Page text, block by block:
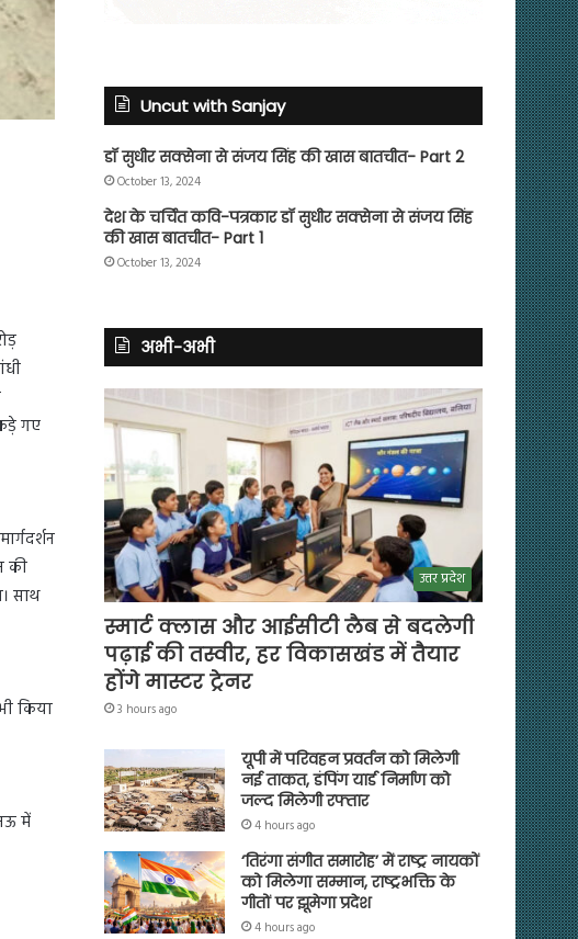
गए
की
साथ
किया
में
Uncut with Sanjay
डॉ सुधीर सक्सेना से संजय सिंह की खास बातचीत- Part 2
October 13, 2024
देश के चर्चित कवि-पत्रकार डॉ सुधीर सक्सेना से संजय सिंह
की खास बातचीत- Part 1
October 13, 2024
अभी-अभी
उत्तर प्रदेश
स्मार्ट क्लास और आईसीटी लैब से बदलेगी
पढ़ाई की तस्वीर, हर विकासखंड में तैयार
होंगे मास्टर ट्रेनर
3 hours ago
यूपी में परिवहन प्रवर्तन को मिलेगी
नई ताकत, डंपिंग यार्ड निर्माण को
जल्द मिलेगी रफ्तार
4 hours ago
‘तिरंगा संगीत समारोह’ में राष्ट्र नायकों
को मिलेगा सम्मान, राष्ट्रभक्ति के
गीतों पर झूमेगा प्रदेश
4 hours ago